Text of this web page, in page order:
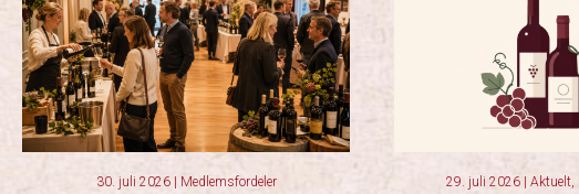
30. juli 2026 | Medlemsfordeler 29. juli 2026 | Aktuelt